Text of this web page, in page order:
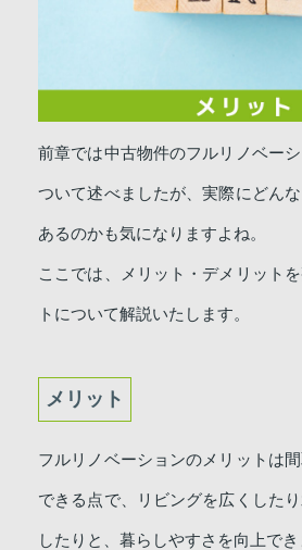
前章では中古物件のフルリノベー
ついて述べましたが、実際にどん
あるのかも気になりますよね。
ここでは、メリット・デメリット
トについて解説いたします。
メリット
フルリノベーションのメリットは
できる点で、リビングを広くした
したりと、暮らしやすさを向上でき